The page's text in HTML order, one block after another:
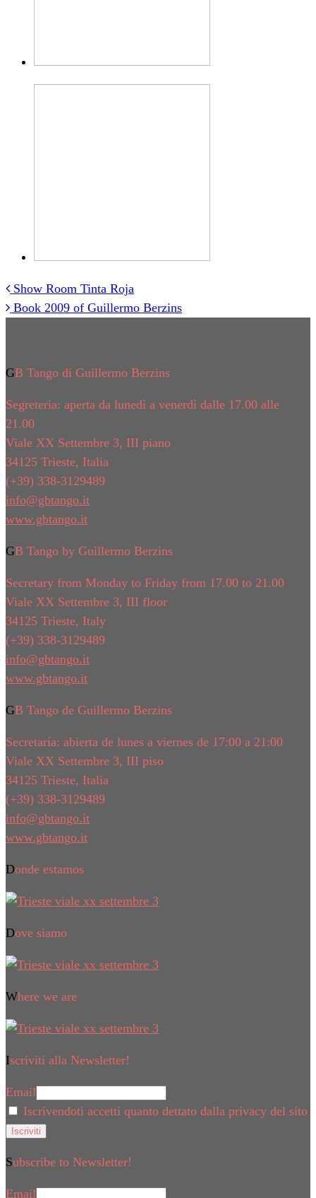
Post
Show Room Tinta Roja
Book 2009 of Guillermo Berzins
GB Tango di Guillermo Berzins
Segreteria: aperta da lunedì a venerdì dalle 17.00 alle
21.00
Viale XX Settembre 3, III piano
34125 Trieste, Italia
(+39) 338-3129489
info@gbtango.it
www.gbtango.it
GB Tango by Guillermo Berzins
Secretary from Monday to Friday from 17.00 to 21.00
Viale XX Settembre 3, III floor
34125 Trieste, Italy
(+39) 338-3129489
info@gbtango.it
www.gbtango.it
GB Tango de Guillermo Berzins
Secretaría: abierta de lunes a viernes de 17:00 a 21:00
Viale XX Settembre 3, III piso
34125 Trieste, Italia
(+39) 338-3129489
info@gbtango.it
www.gbtango.it
Donde estamos
Dove siamo
Where we are
Iscriviti alla Newsletter!
Email
Iscrivendoti accetti quanto dettato dalla privacy del sito
Subscribe to Newsletter!
Email